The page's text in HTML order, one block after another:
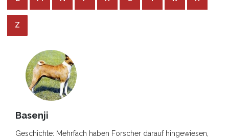
Z
Basenji
Geschichte: Mehrfach haben Forscher darauf hingewiesen,